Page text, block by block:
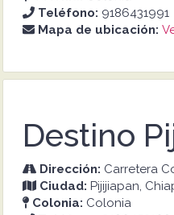
Teléfono: 9186431991
Mapa de ubicación:
Destino
Dirección: Carretera
Ciudad: Pijijiapan,
Colonia: Colonia